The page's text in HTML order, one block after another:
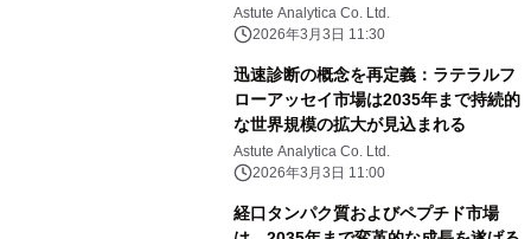
づける成長原動力として台頭してい
る。
Astute Analytica Co. Ltd.
2026年3月3日 11:30
迅速診断の概念を再定義：ラテラルフ
ローアッセイ市場は2035年まで持続的
な世界規模の拡大が見込まれる
Astute Analytica Co. Ltd.
2026年3月3日 11:00
経口タンパク質およびペプチド市場